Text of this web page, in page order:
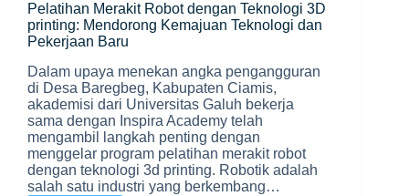
Pelatihan Merakit Robot dengan Teknologi 3D
printing: Mendorong Kemajuan Teknologi dan
Pekerjaan Baru
Dalam upaya menekan angka pengangguran
di Desa Baregbeg, Kabupaten Ciamis,
akademisi dari Universitas Galuh bekerja
sama dengan Inspira Academy telah
mengambil langkah penting dengan
menggelar program pelatihan merakit robot
dengan teknologi 3d printing. Robotik adalah
salah satu industri yang berkembang…